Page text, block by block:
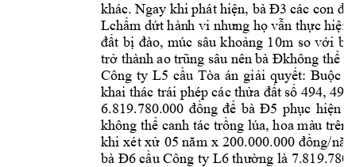
khác. Ngay khi phát hiện, bà Đ3 các con đ
Lchấm dứt hành vi nhưng họ vẫn thực hiện
đất bị đào, múc sâu khoảng 10m so với bề
trở thành ao trũng sâu nên bà Đkhông thể
Công ty L5 cầu Tòa án giải quyết: Buộc
khai thác trái phép các thửa đất số 494, 495
6.819.780.000 đồng để bà Đ5 phục hiện
không thể canh tác trồng lúa, hoa màu trên
khi xét xử 05 năm x 200.000.000 đồng/
bà Đ6 cầu Công ty L6 thường là 7.819.